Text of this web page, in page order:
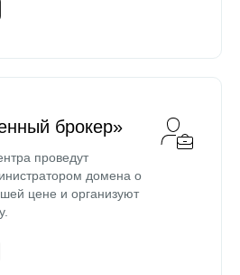
брокер»
проведут
домена о
цене и организуют